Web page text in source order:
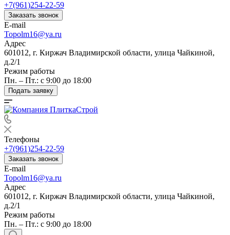
+7(961)254-22-59
Заказать звонок
E-mail
Topolm16@ya.ru
Адрес
601012, г. Киржач Владимирской области, улица Чайкиной,
д.2/1
Режим работы
Пн. – Пт.: с 9:00 до 18:00
Подать заявку
Телефоны
+7(961)254-22-59
Заказать звонок
E-mail
Topolm16@ya.ru
Адрес
601012, г. Киржач Владимирской области, улица Чайкиной,
д.2/1
Режим работы
Пн. – Пт.: с 9:00 до 18:00